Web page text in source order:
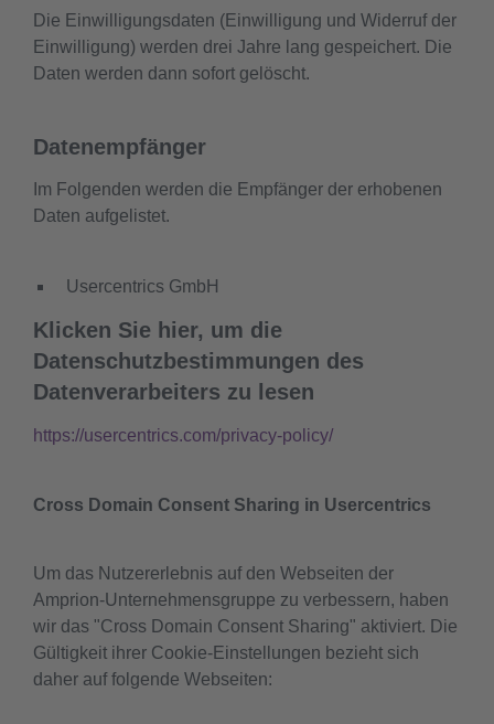
Die Einwilligungsdaten (Einwilligung und Widerruf der
Einwilligung) werden drei Jahre lang gespeichert. Die
Daten werden dann sofort gelöscht.
Datenempfänger
Im Folgenden werden die Empfänger der erhobenen
Daten aufgelistet.
Usercentrics GmbH
Klicken Sie hier, um die
Datenschutzbestimmungen des
Datenverarbeiters zu lesen
https://usercentrics.com/privacy-policy/
Cross Domain Consent Sharing in Usercentrics
Um das Nutzererlebnis auf den Webseiten der
Amprion-Unternehmensgruppe zu verbessern, haben
wir das "Cross Domain Consent Sharing" aktiviert. Die
Gültigkeit ihrer Cookie-Einstellungen bezieht sich
daher auf folgende Webseiten: